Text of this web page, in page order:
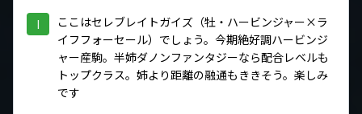
I
ここはセレブレイトガイズ（牡・ハービンジャー×ラ
イフフォーセール）でしょう。今期絶好調ハービンジ
ャー産駒。半姉ダノンファンタジーなら配合レベルも
トップクラス。姉より距離の融通もききそう。楽しみ
です